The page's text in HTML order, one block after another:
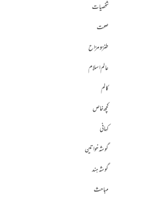
شخصیات
صحت
طنز و مزاح
عالم اسلام
کالم
کچھ خاص
کہانی
گوشہ خواتین
گوشہ ہند
مباحث